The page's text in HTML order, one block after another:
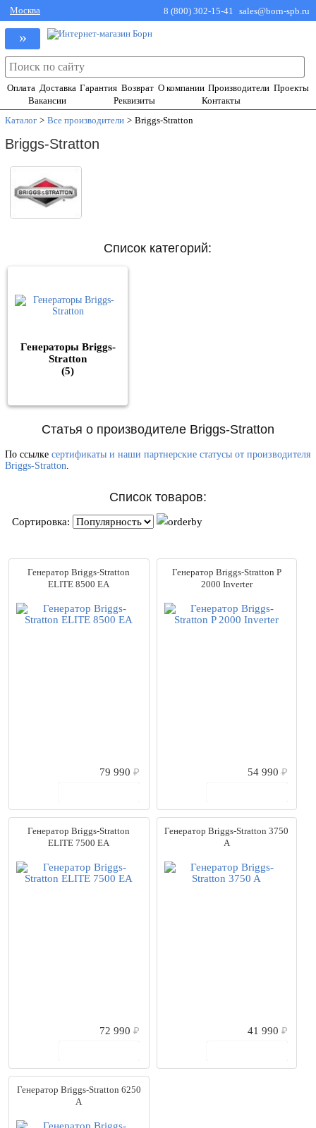
Москва 8 (800) 302-15-41 sales@born-spb.ru
»
Оплата Доставка Гарантия Возврат О компании Производители Проекты
Вакансии
Реквизиты
Контакты
Каталог > Все производители > Briggs-Stratton
Briggs-Stratton
Список категорий:
Генераторы Briggs-
Stratton
(5)
Статья о производителе Briggs-Stratton
По ссылкесертификаты и наши партнерские статусы от производителя
Briggs-Stratton.
Список товаров:
Сортировка:
Генератор Briggs-Stratton
ELITE 8500 EA
79 990₽
Генератор Briggs-Stratton P
2000 Inverter
54 990 ₽
Генератор Briggs-Stratton
ELITE 7500 EA
72 990₽
Генератор Briggs-Stratton 3750
A
41 990 ₽
Генератор Briggs-Stratton 6250
A